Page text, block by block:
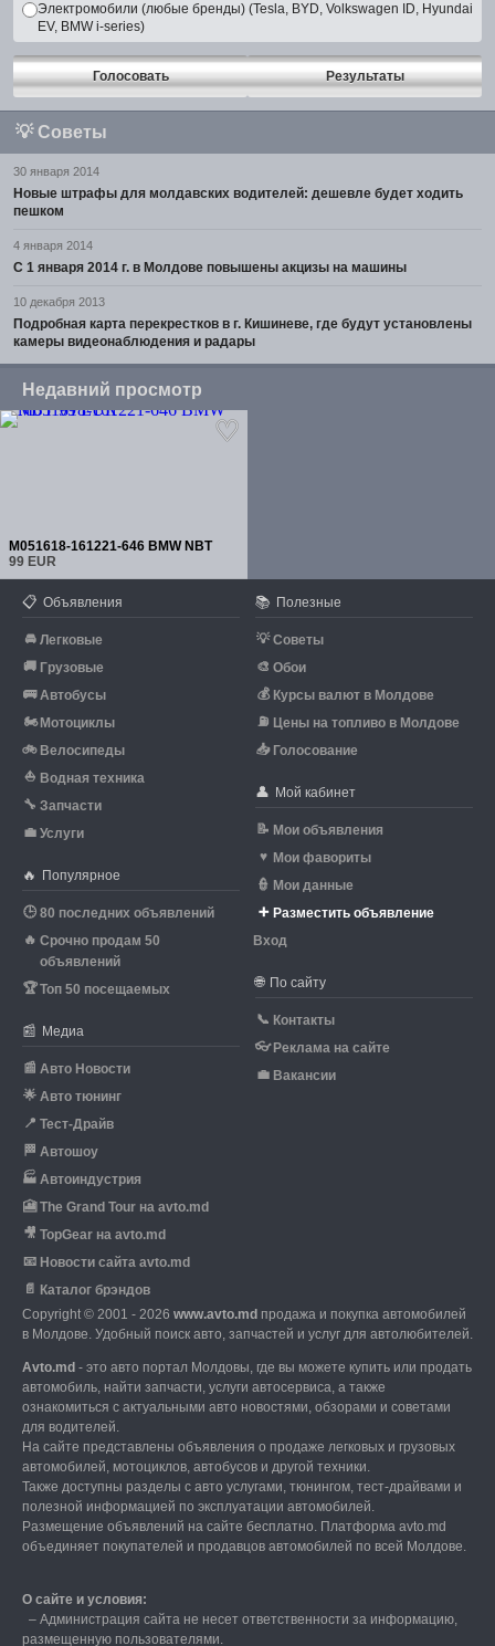
Электромобили (любые бренды) (Tesla, BYD, Volkswagen ID, Hyundai
EV, BMW i-series)
Голосовать Результаты
💡 Советы
30 января 2014
Новые штрафы для молдавских водителей: дешевле будет ходить
пешком
4 января 2014
С 1 января 2014 г. в Молдове повышены акцизы на машины
10 декабря 2013
Подробная карта перекрестков в г. Кишиневе, где будут установлены
камеры видеонаблюдения и радары
Недавний просмотр
M051618-161221-646 BMW NBT
99 EUR
📋 Объявления
🚘 Легковые
🚚 Грузовые
🚌 Автобусы
🏍 Мотоциклы
🚲 Велосипеды
⛵ Водная техника
🔧 Запчасти
💼 Услуги
🔥 Популярное
🕒 80 последних объявлений
🔥 Срочно продам 50
объявлений
🏆Топ 50 посещаемых
📰 Медиа
📰 Авто Новости
🌟 Авто тюнинг
📍 Тест-Драйв
🏁 Автошоу
🏭 Автоиндустрия
🎦 The Grand Tour на avto.md
🎥 TopGear на avto.md
📧 Новости сайта avto.md
📄 Каталог брэндов
📚 Полезные
💡 Советы
🎨 Обои
💰 Курсы валют в Молдове
⛽ Цены на топливо в Молдове
📥 Голосование
👤 Мой кабинет
📝 Мои объявления
♥ Мои фавориты
👮 Мои данные
➕ Разместить объявление
Вход
🌐 По сайту
📞 Контакты
👓 Реклама на сайте
💼 Вакансии
Copyright © 2001 - 2026 www.avto.md продажа и покупка автомобилей
в Молдове. Удобный поиск авто, запчастей и услуг для автолюбителей.
Avto.md - это авто портал Молдовы, где вы можете купить или продать
автомобиль, найти запчасти, услуги автосервиса, а также
ознакомиться с актуальными авто новостями, обзорами и советами
для водителей.
На сайте представлены объявления о продаже легковых и грузовых
автомобилей, мотоциклов, автобусов и другой техники.
Также доступны разделы с авто услугами, тюнингом, тест-драйвами и
полезной информацией по эксплуатации автомобилей.
Размещение объявлений на сайте бесплатно. Платформа avto.md
объединяет покупателей и продавцов автомобилей по всей Молдове.
О сайте и условия:
– Администрация сайта не несет ответственности за информацию,
размещенную пользователями.